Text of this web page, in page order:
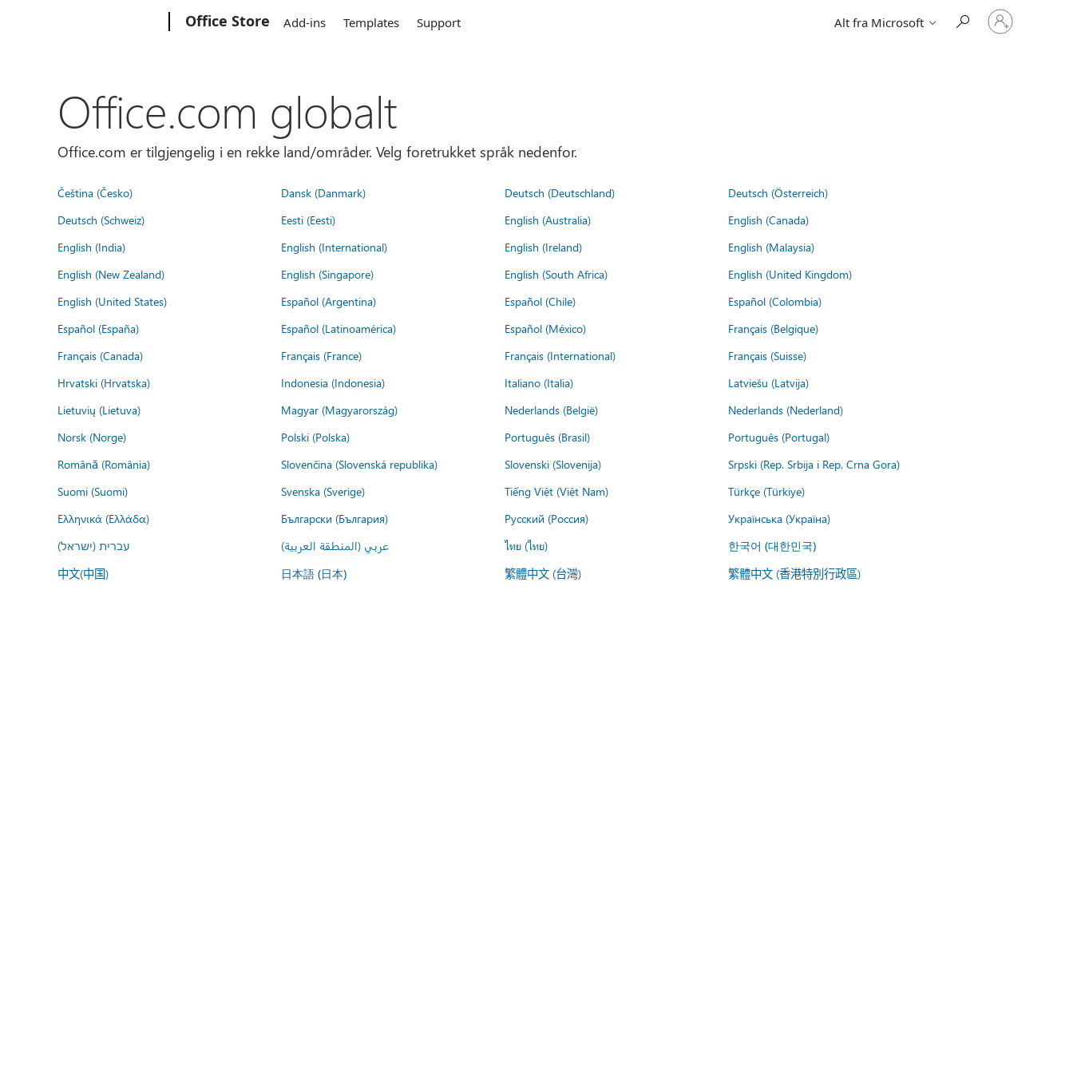
Office Store Add-ins Templates Support Alt fra Microsoft
Logg
på
kontoen
Office.com globalt
Office.com er tilgjengelig i en rekke land/områder. Velg foretrukket språk nedenfor.
Čeština (Česko) Dansk (Danmark) Deutsch (Deutschland)
Deutsch (Österreich)
Deutsch (Schweiz)
Eesti (Eesti) English (Australia)
English (Canada)
English (India)
English (International) English (Ireland)
English (Malaysia)
English (New Zealand)
English (Singapore) English (South Africa)
English (United Kingdom)
English (United States)
Español (Argentina) Español (Chile)
Español (Colombia)
Español (España)
Español (Latinoamérica) Español (México)
Français (Belgique)
Français (Canada)
Français (France) Français (International)
Français (Suisse)
Hrvatski (Hrvatska)
Indonesia (Indonesia) Italiano (Italia)
Latviešu (Latvija)
Lietuvių (Lietuva)
Magyar (Magyarország) Nederlands (België)
Nederlands (Nederland)
Norsk (Norge)
Polski (Polska) Português (Brasil)
Português (Portugal)
Română (România)
Slovenčina (Slovenská republika) Slovenski (Slovenija)
Srpski (Rep. Srbija i Rep. Crna Gora)
Suomi (Suomi)
Svenska (Sverige) Tiếng Việt (Việt Nam)
Türkçe (Türkiye)
Ελληνικά (Ελλάδα)
Български (България) Русский (Россия)
Українська (Україна)
עברית (ישראל)
عربي (المنطقة العربية) ไทย (ไทย) 한국어 (대한민국)
中文(中国) 日本語 (日本) 繁體中文 (台灣) 繁體中文 (香港特別行政區)